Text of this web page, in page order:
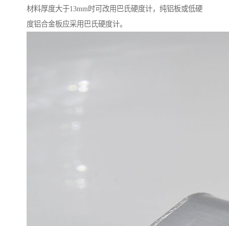
材料厚度大于13mm时可改用巴氏硬度计，纯铝板或低硬
度铝合金板应采用巴氏硬度计。